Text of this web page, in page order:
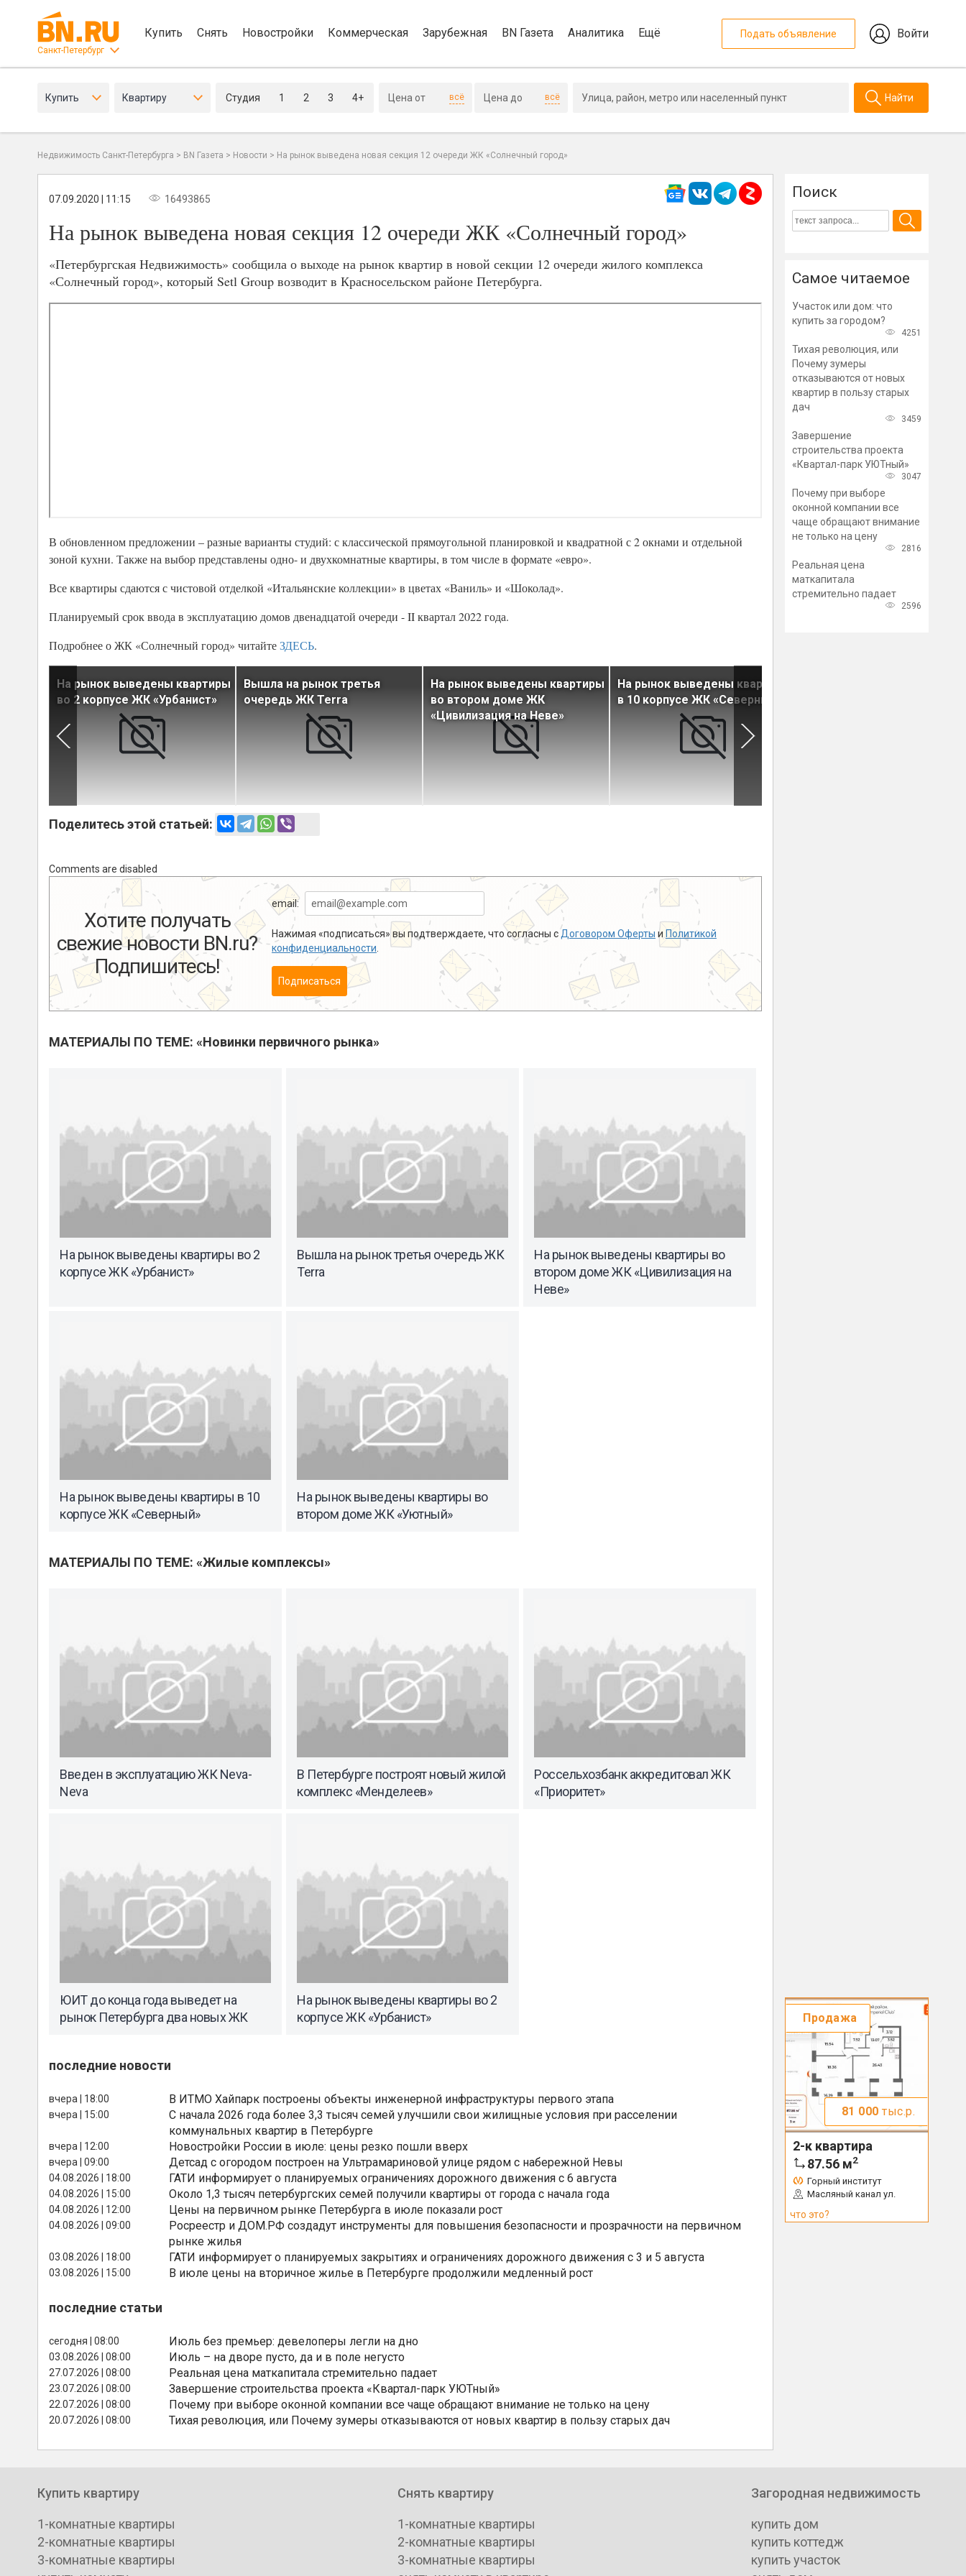
Санкт-Петербург
Купить Снять Новостройки Коммерческая Зарубежная BN Газета Аналитика Ещё Подать объявление Войти
Купить Квартиру Студия 1 2 3 4+ всё всё Найти
Недвижимость Санкт-Петербурга > BN Газета > Новости > На рынок выведена новая секция 12 очереди ЖК «Солнечный город»
07.09.2020 | 11:15 16493865
На рынок выведена новая секция 12 очереди ЖК «Солнечный город»
«Петербургская Недвижимость» сообщила о выходе на рынок квартир в новой секции 12 очереди жилого комплекса
«Солнечный город», который Setl Group возводит в Красносельском районе Петербурга.
В обновленном предложении – разные варианты студий: с классической прямоугольной планировкой и квадратной с 2 окнами и отдельной
зоной кухни. Также на выбор представлены одно- и двухкомнатные квартиры, в том числе в формате «евро».
Все квартиры сдаются с чистовой отделкой «Итальянские коллекции» в цветах «Ваниль» и «Шоколад».
Планируемый срок ввода в эксплуатацию домов двенадцатой очереди - II квартал 2022 года.
Подробнее о ЖК «Солнечный город» читайтеЗДЕСЬ.
На рынок выведены квартиры
во 2 корпусе ЖК «Урбанист»
Вышла на рынок третья
очередь ЖК Terra
На рынок выведены квартиры
во втором доме ЖК
«Цивилизация на Неве»
На рынок выведены квартиры
в 10 корпусе ЖК «Северный»
Поделитесь этой статьей:
Comments are disabled
Хотите получать
свежие новости BN.ru?
Подпишитесь!
email:
Нажимая «подписаться» вы подтверждаете, что согласны с Договором Оферты и Политикой
конфиденциальности
Подписаться
МАТЕРИАЛЫ ПО ТЕМЕ: «Новинки первичного рынка»
На рынок выведены квартиры во 2
корпусе ЖК «Урбанист»
Вышла на рынок третья очередь ЖК
Terra
На рынок выведены квартиры во
втором доме ЖК «Цивилизация на
Неве»
На рынок выведены квартиры в 10
корпусе ЖК «Северный»
На рынок выведены квартиры во
втором доме ЖК «Уютный»
МАТЕРИАЛЫ ПО ТЕМЕ: «Жилые комплексы»
Введен в эксплуатацию ЖК Neva-
Neva
В Петербурге построят новый жилой
комплекс «Менделеев»
Россельхозбанк аккредитовал ЖК
«Приоритет»
ЮИТ до конца года выведет на
рынок Петербурга два новых ЖК
На рынок выведены квартиры во 2
корпусе ЖК «Урбанист»
последние новости
вчера | 18:00 В ИТМО Хайпарк построены объекты инженерной инфраструктуры первого этапа
вчера | 15:00
С начала 2026 года более 3,3 тысяч семей улучшили свои жилищные условия при расселении
коммунальных квартир в Петербурге
вчера | 12:00 Новостройки России в июле: цены резко пошли вверх
вчера | 09:00 Детсад с огородом построен на Ультрамариновой улице рядом с набережной Невы
04.08.2026 | 18:00 ГАТИ информирует о планируемых ограничениях дорожного движения с 6 августа
04.08.2026 | 15:00 Около 1,3 тысяч петербургских семей получили квартиры от города с начала года
04.08.2026 | 12:00 Цены на первичном рынке Петербурга в июле показали рост
04.08.2026 | 09:00
Росреестр и ДОМ.РФ создадут инструменты для повышения безопасности и прозрачности на первичном
рынке жилья
03.08.2026 | 18:00 ГАТИ информирует о планируемых закрытиях и ограничениях дорожного движения с 3 и 5 августа
03.08.2026 | 15:00 В июле цены на вторичное жилье в Петербурге продолжили медленный рост
последние статьи
сегодня | 08:00 Июль без премьер: девелоперы легли на дно
03.08.2026 | 08:00 Июль – на дворе пусто, да и в поле негусто
27.07.2026 | 08:00 Реальная цена маткапитала стремительно падает
23.07.2026 | 08:00 Завершение строительства проекта «Квартал-парк УЮТный»
22.07.2026 | 08:00 Почему при выборе оконной компании все чаще обращают внимание не только на цену
20.07.2026 | 08:00 Тихая революция, или Почему зумеры отказываются от новых квартир в пользу старых дач
Поиск
Самое читаемое
Участок или дом: что
купить за городом?
4251
Тихая революция, или
Почему зумеры
отказываются от новых
квартир в пользу старых
дач
3459
Завершение
строительства проекта
«Квартал-парк УЮТный»
3047
Почему при выборе
оконной компании все
чаще обращают внимание
не только на цену
2816
Реальная цена
маткапитала
стремительно падает
2596
Продажа
81 000 тыс.р.
2-к квартира
87.56 м2
Горный институт
Масляный канал ул.
что это?
Купить квартиру
1-комнатные квартиры
2-комнатные квартиры
3-комнатные квартиры
Снять квартиру
1-комнатные квартиры
2-комнатные квартиры
3-комнатные квартиры
Загородная недвижимость
купить дом
купить коттедж
купить участок